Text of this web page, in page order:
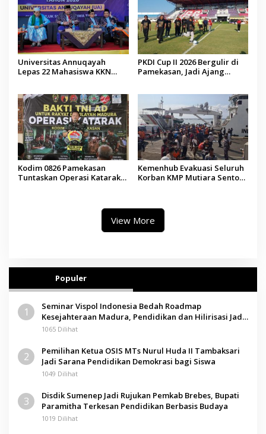
Universitas Annuqayah
Lepas 22 Mahasiswa KKN
PKDI Cup II 2026 Bergulir di
Pamekasan, Jadi Ajang
Kodim 0826 Pamekasan
Tuntaskan Operasi Katarak
Kemenhub Evakuasi Seluruh
Korban KMP Mutiara Sentosa
View More
Populer
1
Seminar Vispol Indonesia Bedah Roadmap
Kesejahteraan Madura, Pendidikan dan Hilirisasi Jadi
Kunci
1065 Dilihat
2
Pemilihan Ketua OSIS MTs Nurul Huda II Tambaksari
Jadi Sarana Pendidikan Demokrasi bagi Siswa
1049 Dilihat
3
Disdik Sumenep Jadi Rujukan Pemkab Brebes, Bupati
Paramitha Terkesan Pendidikan Berbasis Budaya
1019 Dilihat